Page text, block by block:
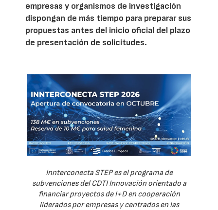
empresas y organismos de investigación
dispongan de más tiempo para preparar sus
propuestas antes del inicio oficial del plazo
de presentación de solicitudes.
Innterconecta STEP es el programa de
subvenciones del CDTI Innovación orientado a
financiar proyectos de I+D en cooperación
liderados por empresas y centrados en las